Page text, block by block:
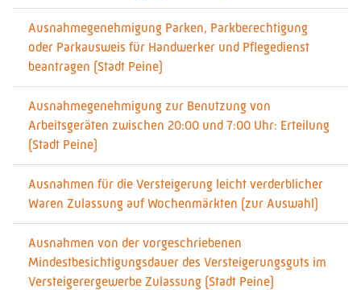
Ausnahmegenehmigung Parken, Parkberechtigung
oder Parkausweis für Handwerker und Pflegedienst
beantragen (Stadt Peine)
Ausnahmegenehmigung zur Benutzung von
Arbeitsgeräten zwischen 20:00 und 7:00 Uhr: Erteilung
(Stadt Peine)
Ausnahmen für die Versteigerung leicht verderblicher
Waren Zulassung auf Wochenmärkten (zur Auswahl)
Ausnahmen von der vorgeschriebenen
Mindestbesichtigungsdauer des Versteigerungsguts im
Versteigerergewerbe Zulassung (Stadt Peine)